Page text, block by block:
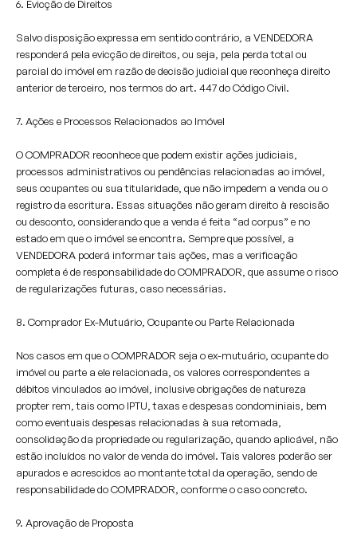
6. Evicção de Direitos
Salvo disposição expressa em sentido contrário, a VENDEDORA
responderá pela evicção de direitos, ou seja, pela perda total ou
parcial do imóvel em razão de decisão judicial que reconheça direito
anterior de terceiro, nos termos do art. 447 do Código Civil.
7. Ações e Processos Relacionados ao Imóvel
O COMPRADOR reconhece que podem existir ações judiciais,
processos administrativos ou pendências relacionadas ao imóvel,
seus ocupantes ou sua titularidade, que não impedem a venda ou o
registro da escritura. Essas situações não geram direito à rescisão
ou desconto, considerando que a venda é feita “ad corpus” e no
estado em que o imóvel se encontra. Sempre que possível, a
VENDEDORA poderá informar tais ações, mas a verificação
completa é de responsabilidade do COMPRADOR, que assume o risco
de regularizações futuras, caso necessárias.
8. Comprador Ex-Mutuário, Ocupante ou Parte Relacionada
Nos casos em que o COMPRADOR seja o ex-mutuário, ocupante do
imóvel ou parte a ele relacionada, os valores correspondentes a
débitos vinculados ao imóvel, inclusive obrigações de natureza
propter rem, tais como IPTU, taxas e despesas condominiais, bem
como eventuais despesas relacionadas à sua retomada,
consolidação da propriedade ou regularização, quando aplicável, não
estão incluídos no valor de venda do imóvel. Tais valores poderão ser
apurados e acrescidos ao montante total da operação, sendo de
responsabilidade do COMPRADOR, conforme o caso concreto.
9. Aprovação de Proposta